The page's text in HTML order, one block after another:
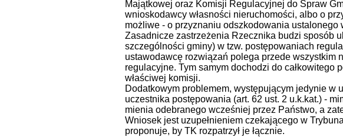
Majątkowej oraz Komisji Regulacyjnej do Spraw
wnioskodawcy własności nieruchomości, albo o
możliwe - o przyznaniu odszkodowania ustalonego
Zasadnicze zastrzeżenia Rzecznika budzi sposób
szczególności gminy) w tzw. postępowaniach
ustawodawcę rozwiązań polega przede wszystkim
regulacyjne. Tym samym dochodzi do
właściwej komisji.
Dodatkowym problemem, występującym jedynie w
uczestnika postępowania (art. 62 ust. 2 u.k.kat.) -
mienia odebranego wcześniej przez Państwo, a
Wniosek jest uzupełnieniem czekającego w
proponuje, by TK rozpatrzył je łącznie.